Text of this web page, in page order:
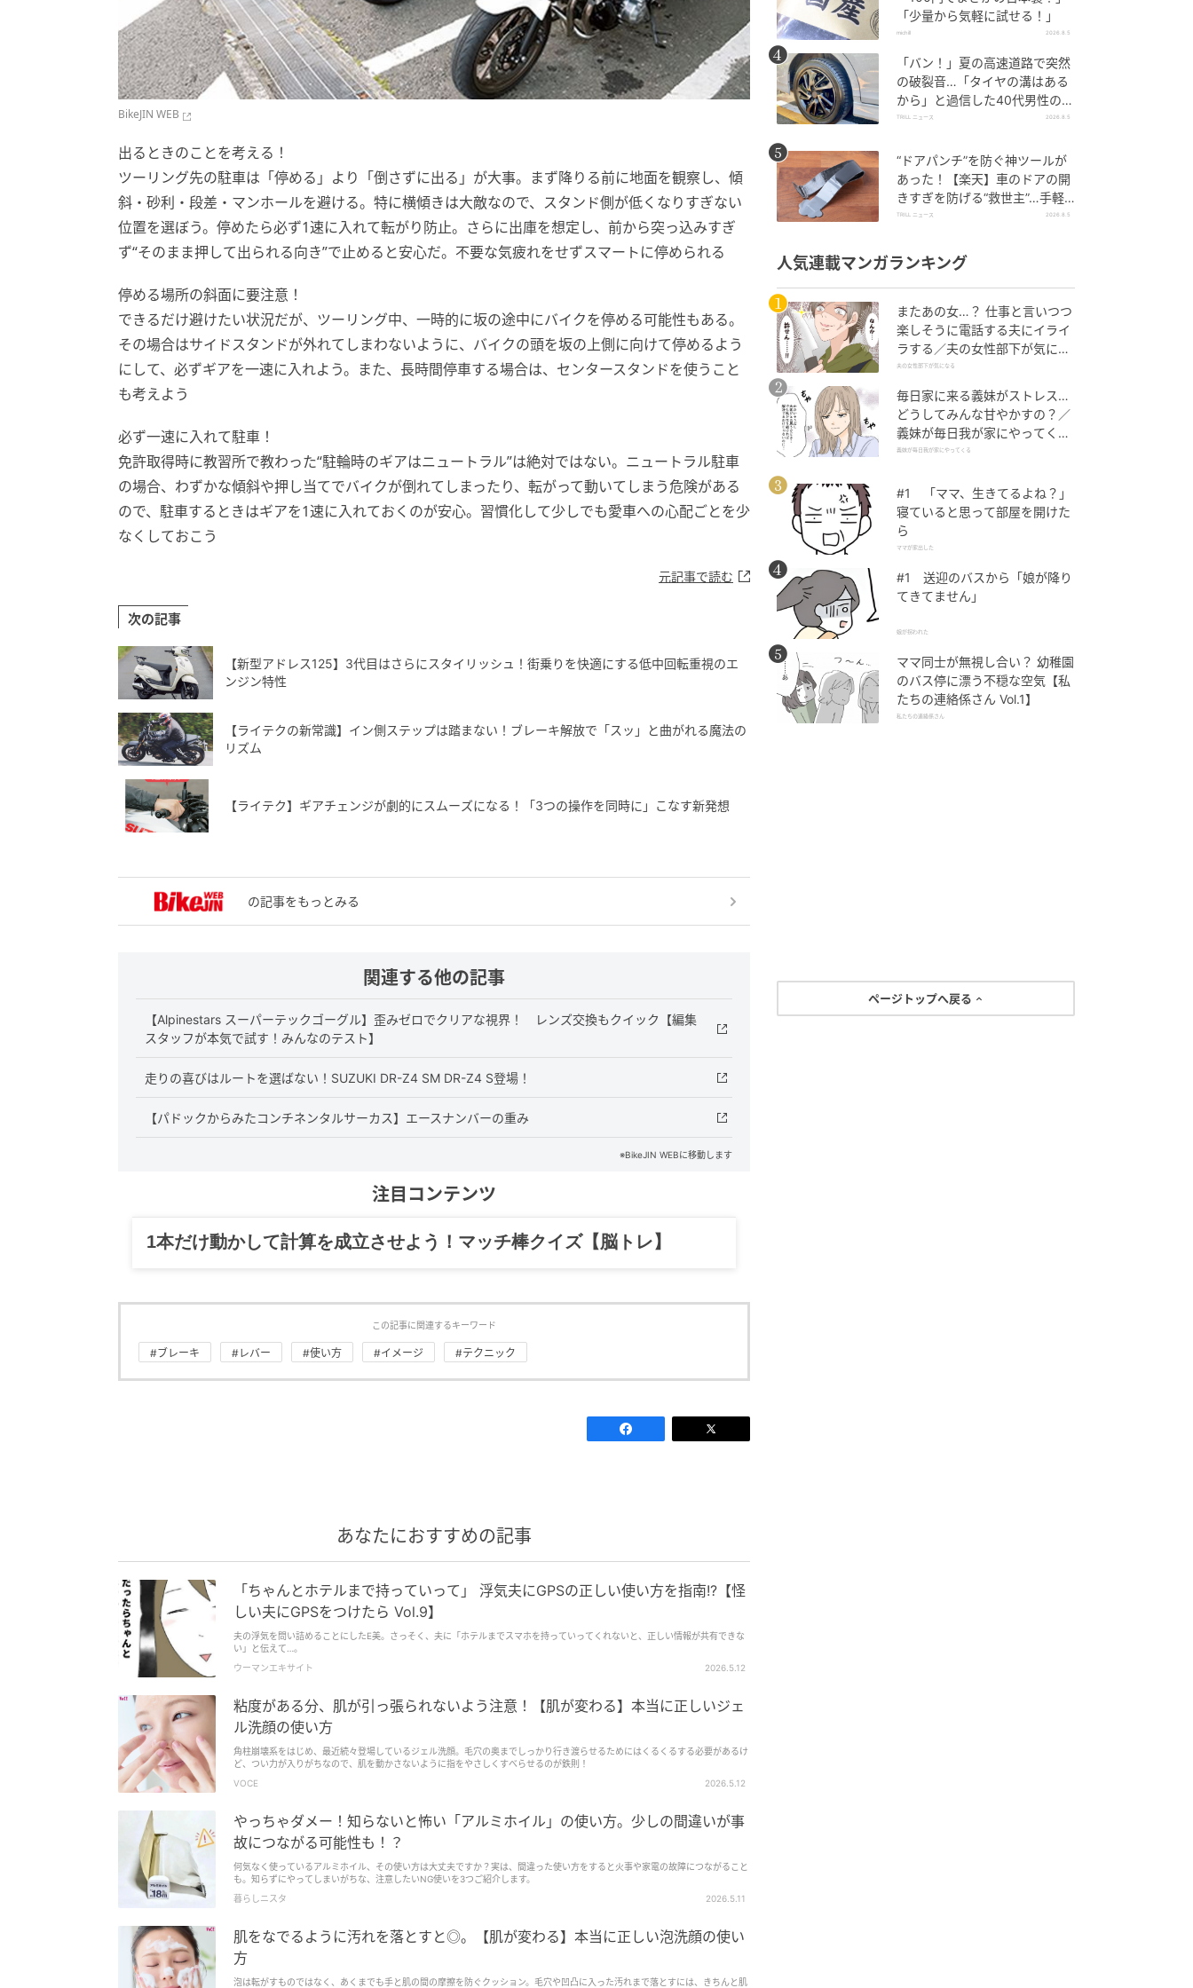
BikeJIN WEB
出るときのことを考える！
ツーリング先の駐車は「停める」より「倒さずに出る」が大事。まず降りる前に地面を観察し、傾
斜・砂利・段差・マンホールを避ける。特に横傾きは大敵なので、スタンド側が低くなりすぎない
位置を選ぼう。停めたら必ず1速に入れて転がり防止。さらに出庫を想定し、前から突っ込みすぎ
ず“そのまま押して出られる向き”で止めると安心だ。不要な気疲れをせずスマートに停められる
停める場所の斜面に要注意！
できるだけ避けたい状況だが、ツーリング中、一時的に坂の途中にバイクを停める可能性もある。
その場合はサイドスタンドが外れてしまわないように、バイクの頭を坂の上側に向けて停めるよう
にして、必ずギアを一速に入れよう。また、長時間停車する場合は、センタースタンドを使うこと
も考えよう
必ず一速に入れて駐車！
免許取得時に教習所で教わった“駐輪時のギアはニュートラル”は絶対ではない。ニュートラル駐車
の場合、わずかな傾斜や押し当てでバイクが倒れてしまったり、転がって動いてしまう危険がある
ので、駐車するときはギアを1速に入れておくのが安心。習慣化して少しでも愛車への心配ごとを少
なくしておこう
元記事で読む
次の記事
【新型アドレス125】3代目はさらにスタイリッシュ！街乗りを快適にする低中回転重視のエ
ンジン特性
【ライテクの新常識】イン側ステップは踏まない！ブレーキ解放で「スッ」と曲がれる魔法の
リズム
【ライテク】ギアチェンジが劇的にスムーズになる！「3つの操作を同時に」こなす新発想
の記事をもっとみる
関連する他の記事
【Alpinestars スーパーテックゴーグル】歪みゼロでクリアな視界！ レンズ交換もクイック【編集
スタッフが本気で試す！みんなのテスト】
走りの喜びはルートを選ばない！SUZUKI DR-Z4 SM DR-Z4 S登場！
【パドックからみたコンチネンタルサーカス】エースナンバーの重み
※BikeJIN WEBに移動します
注目コンテンツ
グルメ、ギャグ、子育て、旅行記……全部、読めます。
この記事に関連するキーワード
#ブレーキ #レバー #使い方 #イメージ #テクニック
あなたにおすすめの記事
「ちゃんとホテルまで持っていって」 浮気夫にGPSの正しい使い方を指南!?【怪
しい夫にGPSをつけたら Vol.9】
夫の浮気を問い詰めることにしたE美。さっそく、夫に「ホテルまでスマホを持っていってくれないと、正しい情報が共有できな
い」と伝えて…。
ウーマンエキサイト
2026.5.12
粘度がある分、肌が引っ張られないよう注意！【肌が変わる】本当に正しいジェ
ル洗顔の使い方
角柱崩壊系をはじめ、最近続々登場しているジェル洗顔。毛穴の奥までしっかり行き渡らせるためにはくるくるする必要があるけ
ど、つい力が入りがちなので、肌を動かさないように指をやさしくすべらせるのが鉄則！
VOCE
2026.5.12
やっちゃダメー！知らないと怖い「アルミホイル」の使い方。少しの間違いが事
故につながる可能性も！？
何気なく使っているアルミホイル、その使い方は大丈夫ですか？実は、間違った使い方をすると火事や家電の故障につながること
も。知らずにやってしまいがちな、注意したいNG使いを3つご紹介します。
暮らしニスタ
2026.5.11
肌をなでるように汚れを落とすと◎。【肌が変わる】本当に正しい泡洗顔の使い
方
泡は転がすものではなく、あくまでも手と肌の間の摩擦を防ぐクッション。毛穴や凹凸に入った汚れまで落とすには、きちんと肌
「少量から気軽に試せる！」
michill 2026.8.5
「バン！」夏の高速道路で突然
の破裂音…「タイヤの溝はある
から」と過信した40代男性の後
悔
TRILL ニュース 2026.8.5
“ドアパンチ”を防ぐ神ツールが
あった！【楽天】車のドアの開
きすぎを防げる“救世主”…手軽
で「子どもの乗り降りに便利」
TRILL ニュース 2026.8.5
人気連載マンガランキング
またあの女…？ 仕事と言いつつ
楽しそうに電話する夫にイライ
ラする／夫の女性部下が気にな
る（1）【夫婦の危機 まんが】
夫の女性部下が気になる
毎日家に来る義妹がストレス…
どうしてみんな甘やかすの？／
義妹が毎日我が家にやってくる
（1）【義父母がシンドイんで
義妹が毎日我が家にやってくる
#1 「ママ、生きてるよね？」
寝ていると思って部屋を開けた
ら
ママが家出した
#1 送迎のバスから「娘が降り
てきてません」
娘が拐われた
ママ同士が無視し合い？ 幼稚園
のバス停に漂う不穏な空気【私
たちの連絡係さん Vol.1】
私たちの連絡係さん
ページトップへ戻る